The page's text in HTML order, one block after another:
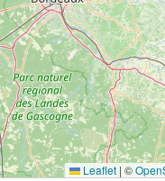
Leaflet | ©